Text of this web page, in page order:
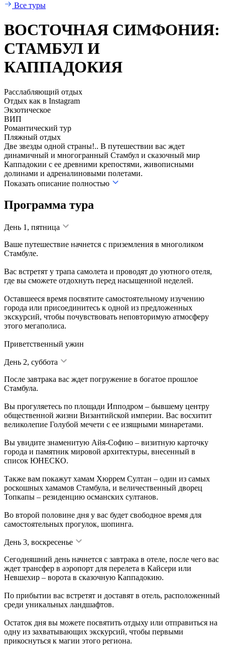
Все туры
ВОСТОЧНАЯ СИМФОНИЯ:
СТАМБУЛ И
КАППАДОКИЯ
Расслабляющий отдых
Отдых как в Instagram
Экзотическое
ВИП
Романтический тур
Пляжный отдых
Две звезды одной страны!.. В путешествии вас ждет
динамичный и многогранный Стамбул и сказочный мир
Каппадокии с ее древними крепостями, живописными
долинами и адреналиновыми полетами.
Показать описание полностью
Программа тура
День 1, пятница
Ваше путешествие начнется с приземления в многоликом
Стамбуле.
Вас встретят у трапа самолета и проводят до уютного отеля,
где вы сможете отдохнуть перед насыщенной неделей.
Оставшееся время посвятите самостоятельному изучению
города или присоединитесь к одной из предложенных
экскурсий, чтобы почувствовать неповторимую атмосферу
этого мегаполиса.
Приветственный ужин
День 2, суббота
После завтрака вас ждет погружение в богатое прошлое
Стамбула.
Вы прогуляетесь по площади Ипподром – бывшему центру
общественной жизни Византийской империи. Вас восхитит
великолепие Голубой мечети с ее изящными минаретами.
Вы увидите знаменитую Айя-Софию – визитную карточку
города и памятник мировой архитектуры, внесенный в
список ЮНЕСКО.
Также вам покажут хамам Хюррем Султан – один из самых
роскошных хамамов Стамбула, и величественный дворец
Топкапы – резиденцию османских султанов.
Во второй половине дня у вас будет свободное время для
самостоятельных прогулок, шопинга.
День 3, воскресенье
Сегодняшний день начнется с завтрака в отеле, после чего вас
ждет трансфер в аэропорт для перелета в Кайсери или
Невшехир – ворота в сказочную Каппадокию.
По прибытии вас встретят и доставят в отель, расположенный
среди уникальных ландшафтов.
Остаток дня вы можете посвятить отдыху или отправиться на
одну из захватывающих экскурсий, чтобы первыми
прикоснуться к магии этого региона.